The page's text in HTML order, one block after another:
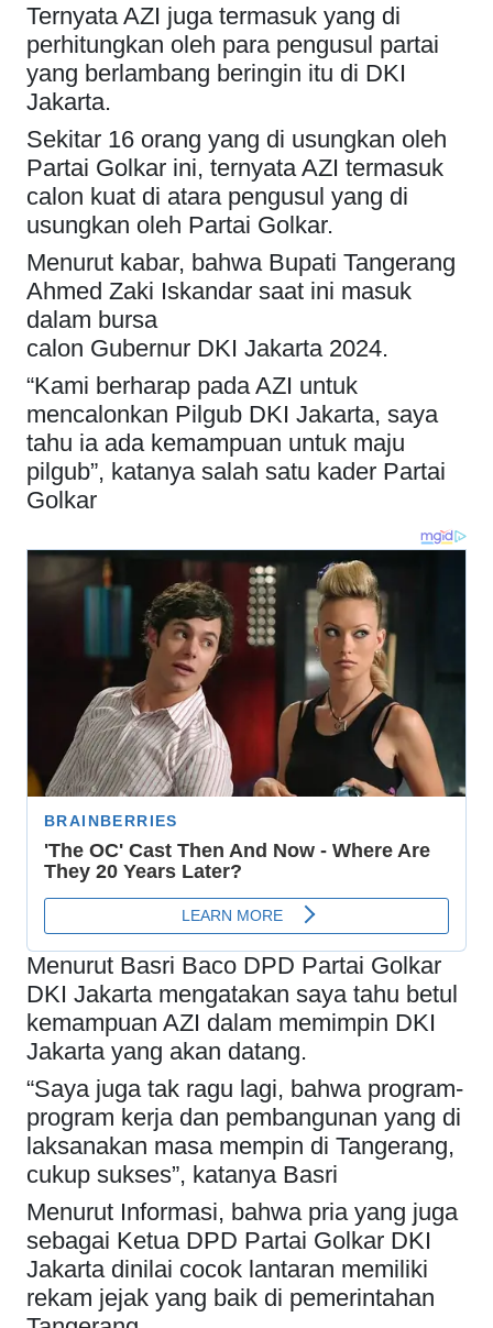
Ternyata AZI juga termasuk yang di
perhitungkan oleh para pengusul partai
yang berlambang beringin itu di DKI
Jakarta.
Sekitar 16 orang yang di usungkan oleh
Partai Golkar ini, ternyata AZI termasuk
calon kuat di atara pengusul yang di
usungkan oleh Partai Golkar.
Menurut kabar, bahwa Bupati Tangerang
Ahmed Zaki Iskandar saat ini masuk
dalam bursa
calon Gubernur DKI Jakarta 2024.
“Kami berharap pada AZI untuk
mencalonkan Pilgub DKI Jakarta, saya
tahu ia ada kemampuan untuk maju
pilgub”, katanya salah satu kader Partai
Golkar
Menurut Basri Baco DPD Partai Golkar
DKI Jakarta mengatakan saya tahu betul
kemampuan AZI dalam memimpin DKI
Jakarta yang akan datang.
“Saya juga tak ragu lagi, bahwa program-
program kerja dan pembangunan yang di
laksanakan masa mempin di Tangerang,
cukup sukses”, katanya Basri
Menurut Informasi, bahwa pria yang juga
sebagai Ketua DPD Partai Golkar DKI
Jakarta dinilai cocok lantaran memiliki
rekam jejak yang baik di pemerintahan